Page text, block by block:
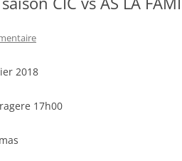
2018
17h00